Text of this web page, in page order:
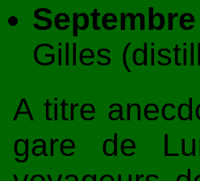
Gilles
A titre
gare de